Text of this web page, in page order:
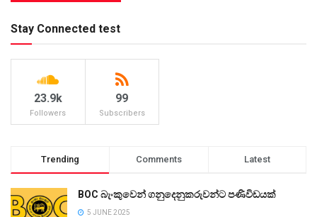
Stay Connected test
23.9k
Followers
99
Subscribers
Trending Comments Latest
BOC බැංකුවෙන් ගනුදෙනුකරුවන්ට පණිවිඩයක්
5 JUNE 2025